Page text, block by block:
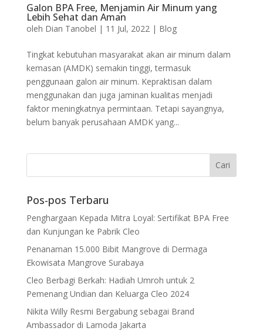
Galon BPA Free, Menjamin Air Minum yang
Lebih Sehat dan Aman
oleh Dian Tanobel | 11 Jul, 2022 | Blog
Tingkat kebutuhan masyarakat akan air minum dalam
kemasan (AMDK) semakin tinggi, termasuk
penggunaan galon air minum. Kepraktisan dalam
menggunakan dan juga jaminan kualitas menjadi
faktor meningkatnya permintaan. Tetapi sayangnya,
belum banyak perusahaan AMDK yang...
Pos-pos Terbaru
Penghargaan Kepada Mitra Loyal: Sertifikat BPA Free
dan Kunjungan ke Pabrik Cleo
Penanaman 15.000 Bibit Mangrove di Dermaga
Ekowisata Mangrove Surabaya
Cleo Berbagi Berkah: Hadiah Umroh untuk 2
Pemenang Undian dan Keluarga Cleo 2024
Nikita Willy Resmi Bergabung sebagai Brand
Ambassador di Lamoda Jakarta